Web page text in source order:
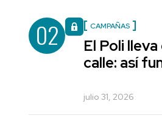
02 CAMPAÑAS
El Poli
calle: así
julio 31, 2026